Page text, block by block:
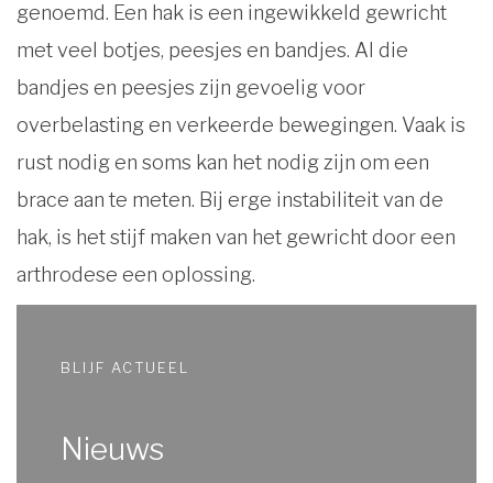
genoemd. Een hak is een ingewikkeld gewricht
met veel botjes, peesjes en bandjes. Al die
bandjes en peesjes zijn gevoelig voor
overbelasting en verkeerde bewegingen. Vaak is
rust nodig en soms kan het nodig zijn om een
brace aan te meten. Bij erge instabiliteit van de
hak, is het stijf maken van het gewricht door een
arthrodese een oplossing.
BLIJF ACTUEEL
Nieuws